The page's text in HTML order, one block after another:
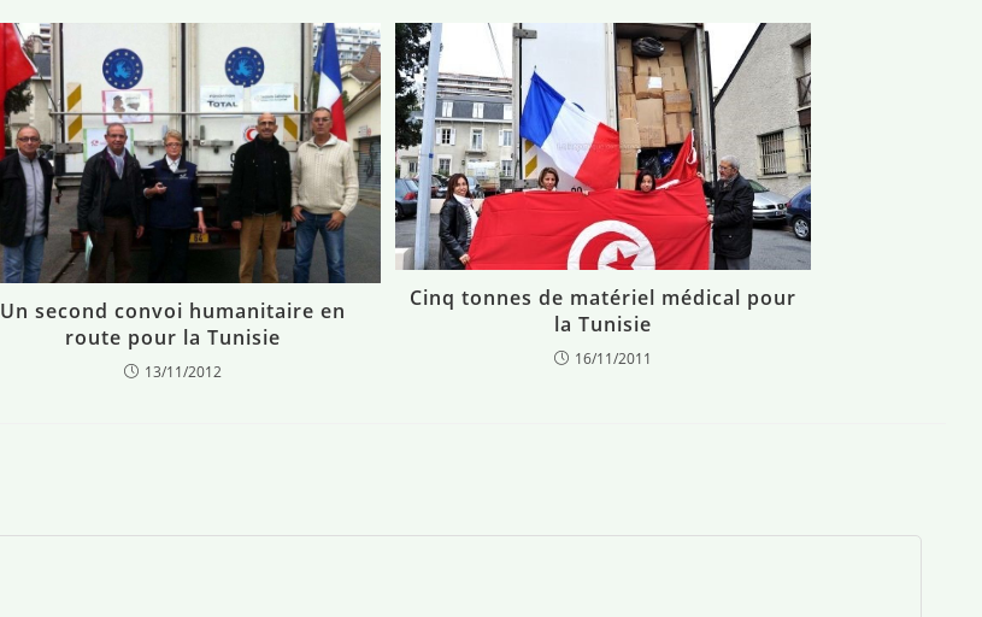
Un second convoi humanitaire en
route pour la Tunisie
13/11/2012
Cinq tonnes de matériel médical pour
la Tunisie
16/11/2011